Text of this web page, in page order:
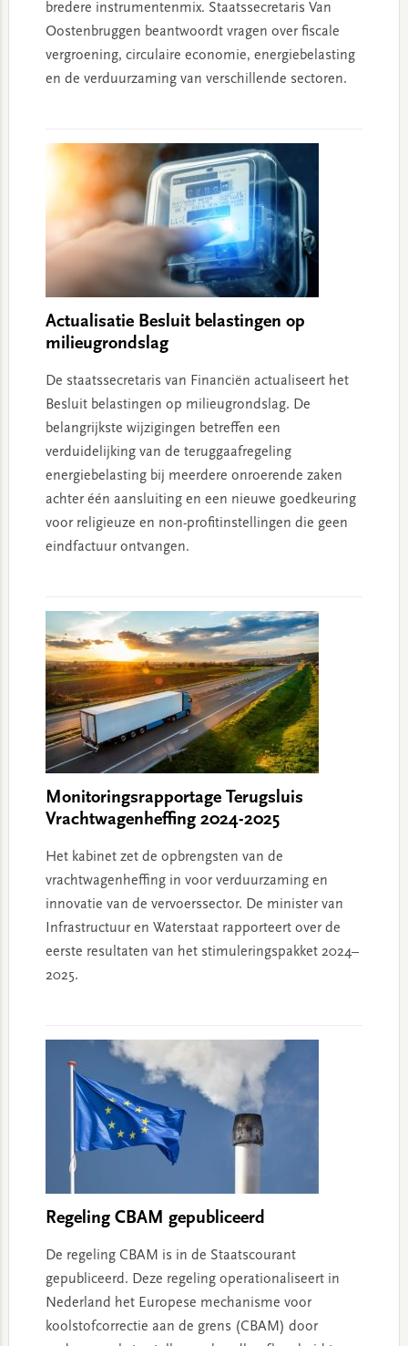
bredere instrumentenmix. Staatssecretaris Van
Oostenbruggen beantwoordt vragen over fiscale
vergroening, circulaire economie, energiebelasting
en de verduurzaming van verschillende sectoren.
Actualisatie Besluit belastingen op
milieugrondslag
De staatssecretaris van Financiën actualiseert het
Besluit belastingen op milieugrondslag. De
belangrijkste wijzigingen betreffen een
verduidelijking van de teruggaafregeling
energiebelasting bij meerdere onroerende zaken
achter één aansluiting en een nieuwe goedkeuring
voor religieuze en non-profitinstellingen die geen
eindfactuur ontvangen.
Monitoringsrapportage Terugsluis
Vrachtwagenheffing 2024-2025
Het kabinet zet de opbrengsten van de
vrachtwagenheffing in voor verduurzaming en
innovatie van de vervoerssector. De minister van
Infrastructuur en Waterstaat rapporteert over de
eerste resultaten van het stimuleringspakket 2024–
2025.
Regeling CBAM gepubliceerd
De regeling CBAM is in de Staatscourant
gepubliceerd. Deze regeling operationaliseert in
Nederland het Europese mechanisme voor
koolstofcorrectie aan de grens (CBAM) door